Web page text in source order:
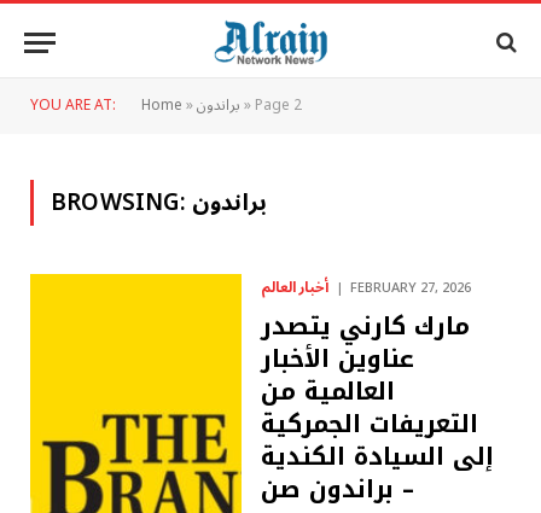
YOU ARE AT: Home»براندون»Page 2
BROWSING:براندون
أخبار العالم FEBRUARY 27, 2026
مارك كارني يتصدر
عناوين الأخبار
العالمية من
التعريفات الجمركية
إلى السيادة الكندية
– براندون صن